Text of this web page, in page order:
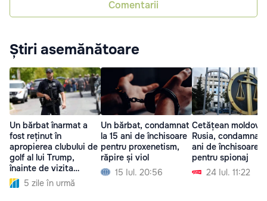
Comentarii
Știri asemănătoare
Un bărbat înarmat a
fost reținut în
apropierea clubului de
golf al lui Trump,
înainte de vizita
președintelui
5 zile în urmă
Un bărbat, condamnat
la 15 ani de închisoare
pentru proxenetism,
răpire și viol
15 Iul. 20:56
Cetățean
Rusia, condamnat
ani de închisoare
pentru spionaj
24 Iul. 11:22